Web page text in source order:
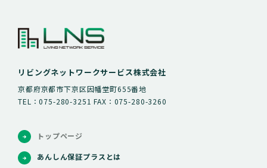
リビングネットワークサービス株式会社
京都府京都市下京区因幡堂町655番地
TEL：075-280-3251 FAX：075-280-3260
トップページ
あんしん保証プラスとは